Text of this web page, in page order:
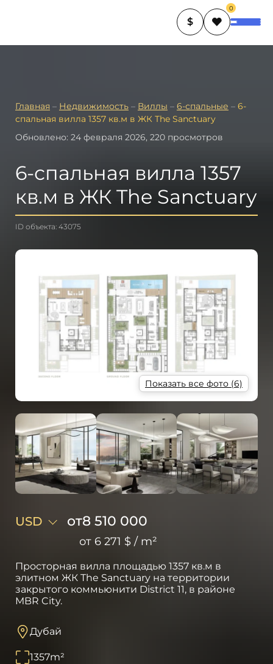
$
0
Главная – Недвижимость – Виллы – 6-спальные – 6-
спальная вилла 1357 кв.м в ЖК The Sanctuary
Обновлено: 24 февраля 2026, 220 просмотров
6-спальная вилла 1357
кв.м в ЖК The Sanctuary
ID объекта: 43075
Просторная вилла площадью 1357 кв.м в
элитном ЖК The Sanctuary на территории
закрытого коммьюнити District 11, в районе
MBR City.
Дубай
1357m²
USD от8 510 000
от 6 271 $ / m²
Показать все фото (6)